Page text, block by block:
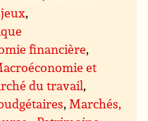
,
financière,
et
du travail,
, Marchés,